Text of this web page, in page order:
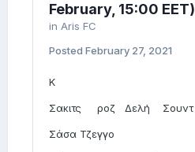
February, 15:00 EET)
in Aris FC
Posted February 27, 2021
Κ
Σακιτς ροζ Δελή Σουντ
Σάσα Τζεγγο